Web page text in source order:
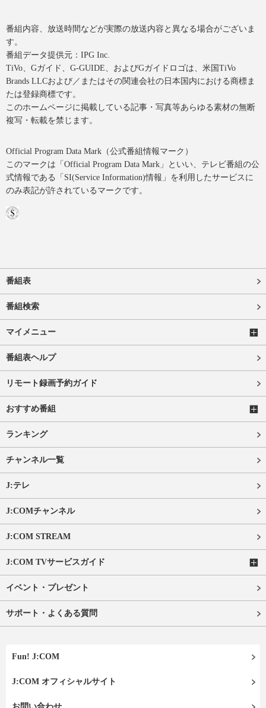
番組内容、放送時間などが実際の放送内容と異なる場合がございま
す。
番組データ提供元：IPG Inc.
TiVo、Gガイド、G-GUIDE、およびGガイドロゴは、米国TiVo
Brands LLCおよび／またはその関連会社の日本国内における商標ま
たは登録商標です。
このホームページに掲載している記事・写真等あらゆる素材の無断
複写・転載を禁じます。
Official Program Data Mark（公式番組情報マーク）
このマークは「Official Program Data Mark」といい、テレビ番組の公
式情報である「SI(Service Information)情報」を利用したサービスに
のみ表記が許されているマークです。
番組表
番組検索
マイメニュー
番組表ヘルプ
リモート録画予約ガイド
おすすめ番組
ランキング
チャンネル一覧
J:テレ
J:COMチャンネル
J:COM STREAM
J:COM TVサービスガイド
イベント・プレゼント
サポート・よくある質問
Fun! J:COM
J:COM オフィシャルサイト